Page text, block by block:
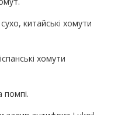
китайські хомути
хомути
помпі.